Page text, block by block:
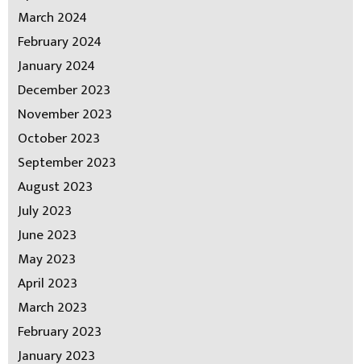
March 2024
February 2024
January 2024
December 2023
November 2023
October 2023
September 2023
August 2023
July 2023
June 2023
May 2023
April 2023
March 2023
February 2023
January 2023